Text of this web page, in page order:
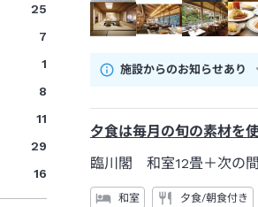
25
7
1
8
11
29
16
施設からのお知らせあり
夕食は毎月の旬の素材を
臨川閣 和室12畳＋次の
和室 夕食/朝食付き